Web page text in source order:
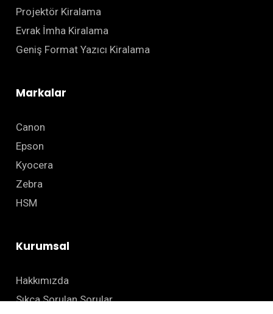
Projektör Kiralama
Evrak İmha Kiralama
Geniş Format Yazıcı Kiralama
Markalar
Canon
Epson
Kyocera
Zebra
HSM
Kurumsal
Hakkımızda
Sıkça Sorulan Sorular